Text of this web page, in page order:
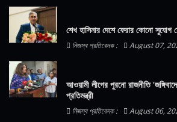
শেখ হাসিনার দেশে ফেরার কোনো সুযোগ
নিজস্ব প্রতিবেদক : August 07,
আওয়ামী লীগের পুরনো রাজনীতি
প্রতিমন্ত্রী
নিজস্ব প্রতিবেদক : August 06,